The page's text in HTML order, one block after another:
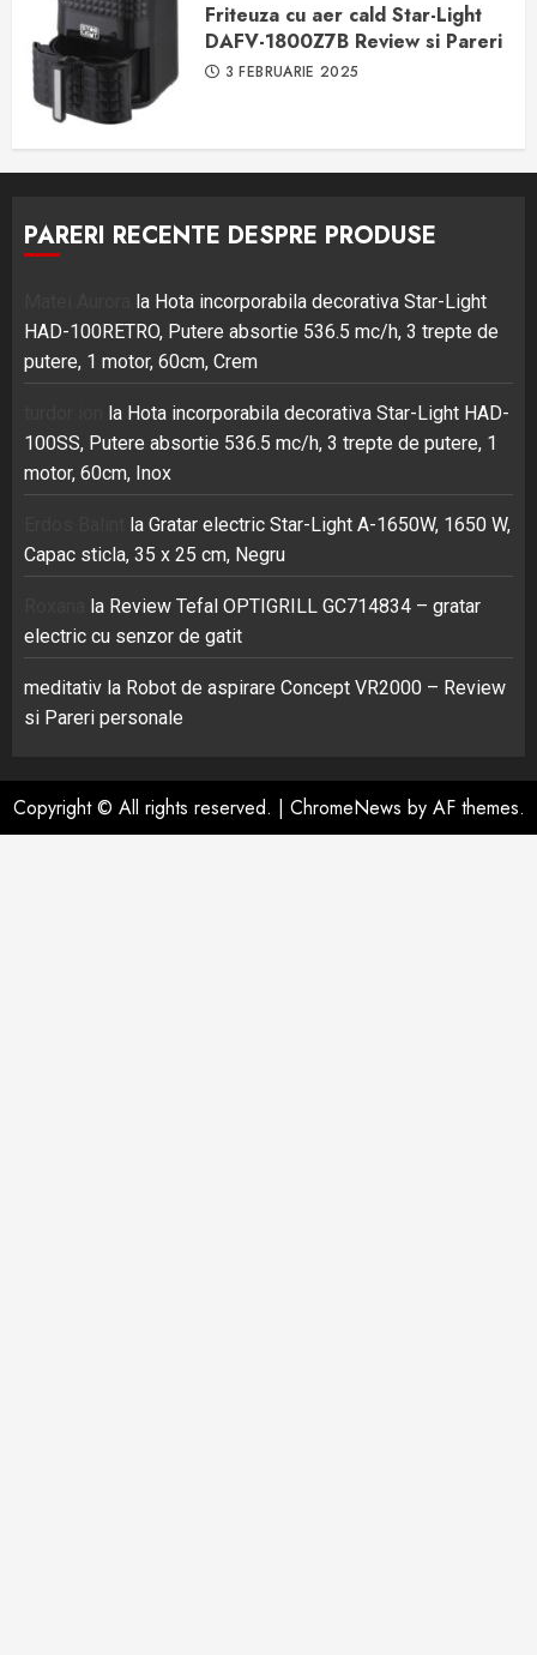
Friteuza cu aer cald Star-Light
DAFV-1800Z7B Review si Pareri
3 FEBRUARIE 2025
PARERI RECENTE DESPRE PRODUSE
la Hota incorporabila decorativa Star-Light
HAD-100RETRO, Putere absortie 536.5 mc/h, 3 trepte de
putere, 1 motor, 60cm, Crem
la Hota incorporabila decorativa Star-Light HAD-
100SS, Putere absortie 536.5 mc/h, 3 trepte de putere, 1
motor, 60cm, Inox
la Gratar electric Star-Light A-1650W, 1650 W,
Capac sticla, 35 x 25 cm, Negru
la Review Tefal OPTIGRILL GC714834 – gratar
electric cu senzor de gatit
meditativ la Robot de aspirare Concept VR2000 – Review
si Pareri personale
Copyright © All rights reserved. | ChromeNews by AF themes.